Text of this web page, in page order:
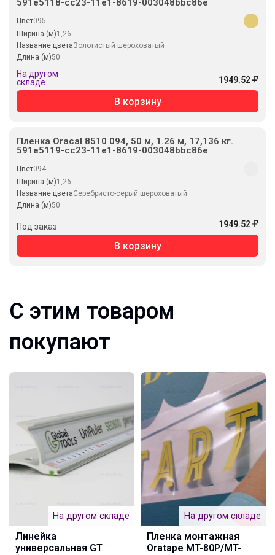
591e5118-cc23-11e1-8619-003048bbc86e
Цвет095
Ширина (м)1,26
Название цветаЗолотистый шероховатый
Длина (м)50
На другом
складе
1949.52
В корзину
Пленка Oracal 8510 094, 50 м, 1.26 м, 17,136 кг.
591e5119-cc23-11e1-8619-003048bbc86e
Цвет094
Ширина (м)1,26
Название цветаСеребристо-серый шероховатый
Длина (м)50
Под заказ 1949.52
В корзину
С этим товаром
покупают
На другом складе
Линейка
универсальная GT
На другом складе
Пленка монтажная
Oratape MT-80P/MT-